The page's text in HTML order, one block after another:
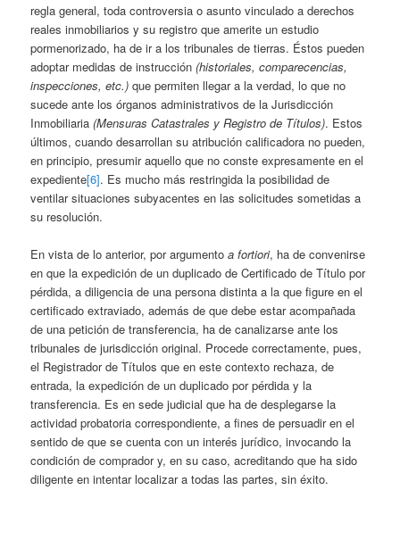
regla general, toda controversia o asunto vinculado a derechos
reales inmobiliarios y su registro que amerite un estudio
pormenorizado, ha de ir a los tribunales de tierras. Éstos pueden
adoptar medidas de instrucción(historiales, comparecencias,
inspecciones, etc.) que permiten llegar a la verdad, lo que no
sucede ante los órganos administrativos de la Jurisdicción
Inmobiliaria(Mensuras Catastrales y Registro de Títulos). Estos
últimos, cuando desarrollan su atribución calificadora no pueden,
en principio, presumir aquello que no conste expresamente en el
expediente[6]. Es mucho más restringida la posibilidad de
ventilar situaciones subyacentes en las solicitudes sometidas a
su resolución.
En vista de lo anterior, por argumentoa fortiori, ha de convenirse
en que la expedición de un duplicado de Certificado de Título por
pérdida, a diligencia de una persona distinta a la que figure en el
certificado extraviado, además de que debe estar acompañada
de una petición de transferencia, ha de canalizarse ante los
tribunales de jurisdicción original. Procede correctamente, pues,
el Registrador de Títulos que en este contexto rechaza, de
entrada, la expedición de un duplicado por pérdida y la
transferencia. Es en sede judicial que ha de desplegarse la
actividad probatoria correspondiente, a fines de persuadir en el
sentido de que se cuenta con un interés jurídico, invocando la
condición de comprador y, en su caso, acreditando que ha sido
diligente en intentar localizar a todas las partes, sin éxito.